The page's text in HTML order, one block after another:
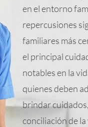
en el entorno
repercusiones
familiares más
el principal
notables en la
quienes deben
brindar
conciliación de